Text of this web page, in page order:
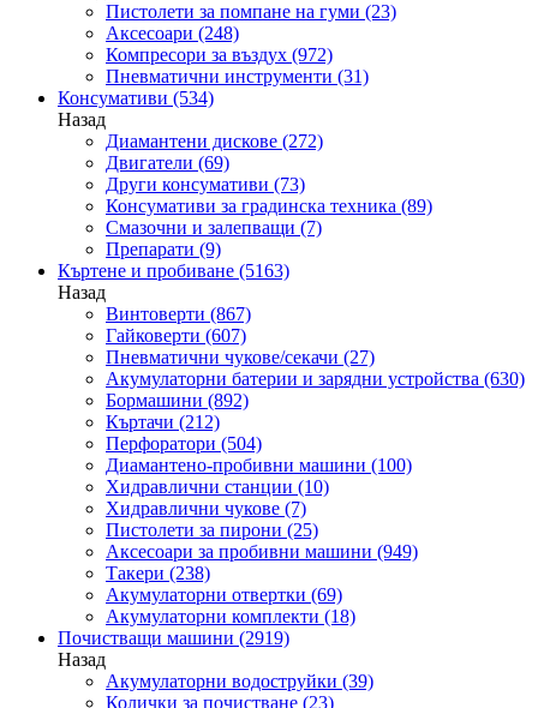
Пистолети за помпане на гуми (23)
Аксесоари (248)
Компресори за въздух (972)
Пневматични инструменти (31)
Консумативи (534)
Назад
Диамантени дискове (272)
Двигатели (69)
Други консумативи (73)
Консумативи за градинска техника (89)
Смазочни и залепващи (7)
Препарати (9)
Къртене и пробиване (5163)
Назад
Винтоверти (867)
Гайковерти (607)
Пневматични чукове/секачи (27)
Акумулаторни батерии и зарядни устройства (630)
Бормашини (892)
Къртачи (212)
Перфоратори (504)
Диамантено-пробивни машини (100)
Хидравлични станции (10)
Хидравлични чукове (7)
Пистолети за пирони (25)
Аксесоари за пробивни машини (949)
Такери (238)
Акумулаторни отвертки (69)
Акумулаторни комплекти (18)
Почистващи машини (2919)
Назад
Акумулаторни водоструйки (39)
Колички за почистване (23)